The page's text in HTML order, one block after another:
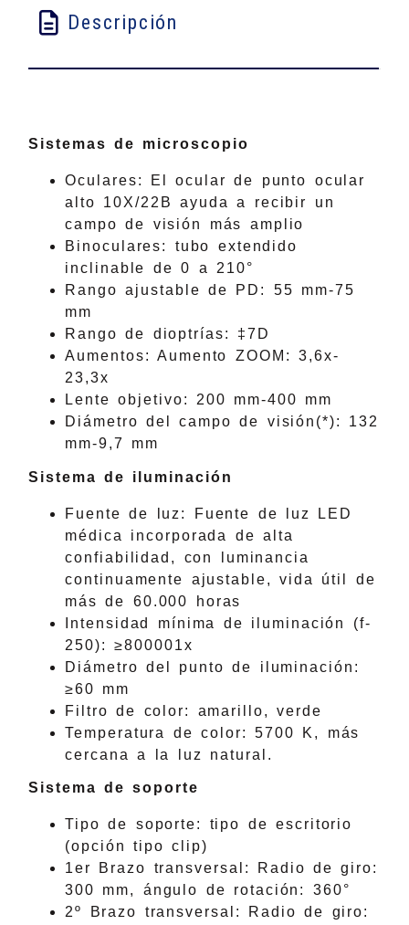
Descripción
Sistemas de microscopio
Oculares: El ocular de punto ocular
alto 10X/22B ayuda a recibir un
campo de visión más amplio
Binoculares: tubo extendido
inclinable de 0 a 210°
Rango ajustable de PD: 55 mm-75
mm
Rango de dioptrías: ‡7D
Aumentos: Aumento ZOOM: 3,6x-
23,3x
Lente objetivo: 200 mm-400 mm
Diámetro del campo de visión(*): 132
mm-9,7 mm
Sistema de iluminación
Fuente de luz: Fuente de luz LED
médica incorporada de alta
confiabilidad, con luminancia
continuamente ajustable, vida útil de
más de 60.000 horas
Intensidad mínima de iluminación (f-
250): ≥800001x
Diámetro del punto de iluminación:
≥60 mm
Filtro de color: amarillo, verde
Temperatura de color: 5700 K, más
cercana a la luz natural.
Sistema de soporte
Tipo de soporte: tipo de escritorio
(opción tipo clip)
1er Brazo transversal: Radio de giro:
300 mm, ángulo de rotación: 360°
2º Brazo transversal: Radio de giro: